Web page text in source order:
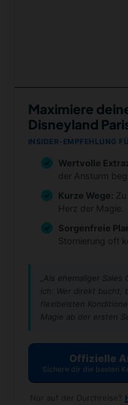
Maximiere
Disneyland
INSIDER-EMPFEHLUNG
Wertvolle
der Ansturm
Kurze Wege:
Herz der Magie.
Sorgenfreie
Stornierung oft
„Als ehemaliger
ich: Wer direkt bucht,
flexibelsten
Magie ab der ersten
Offizielle
Sichere dir die besten
Nur auf der Durchreise?